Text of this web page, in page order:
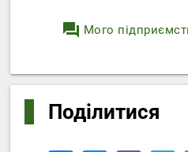
question_answer Мого
Поділитися